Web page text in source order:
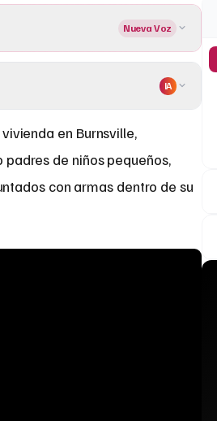
Nueva Voz
IA
en Burnsville,
de niños pequeños,
con armas dentro de su